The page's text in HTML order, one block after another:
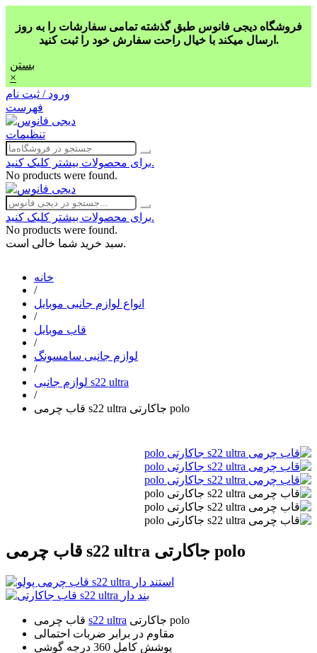
فروشگاه دیجی فانوس طبق گذشته تمامی سفارشات را به روز
ارسال میکند با خیال راحت سفارش خود را ثبت کنید.
بستن
×
ورود / ثبت نام
فهرست
تنظیمات
برای محصولات بیشتر کلیک کنید.
No products were found.
برای محصولات بیشتر کلیک کنید.
No products were found.
سبد خرید شما خالی است.
خانه
/
انواع لوازم جانبی موبایل
/
قاب موبایل
/
لوازم جانبی سامسونگ
/
لوازم جانبی s22 ultra
/
قاب چرمی s22 ultra جاکارتی polo
قاب چرمی s22 ultra جاکارتی polo
s22 ultra
جاکارتی polo
مقاوم در برابر ضربات احتمالی